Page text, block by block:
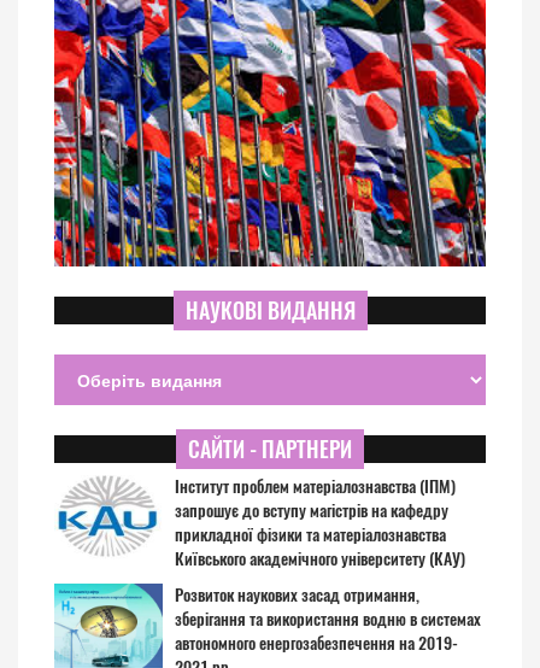
НАУКОВІ ВИДАННЯ
САЙТИ - ПАРТНЕРИ
Інститут проблем матеріалознавства (ІПМ)
запрошує до вступу магістрів на кафедру
прикладної фізики та матеріалознавства
Київського академічного університету (КАУ)
Розвиток наукових засад отримання,
зберігання та використання водню в системах
автономного енергозабезпечення на 2019-